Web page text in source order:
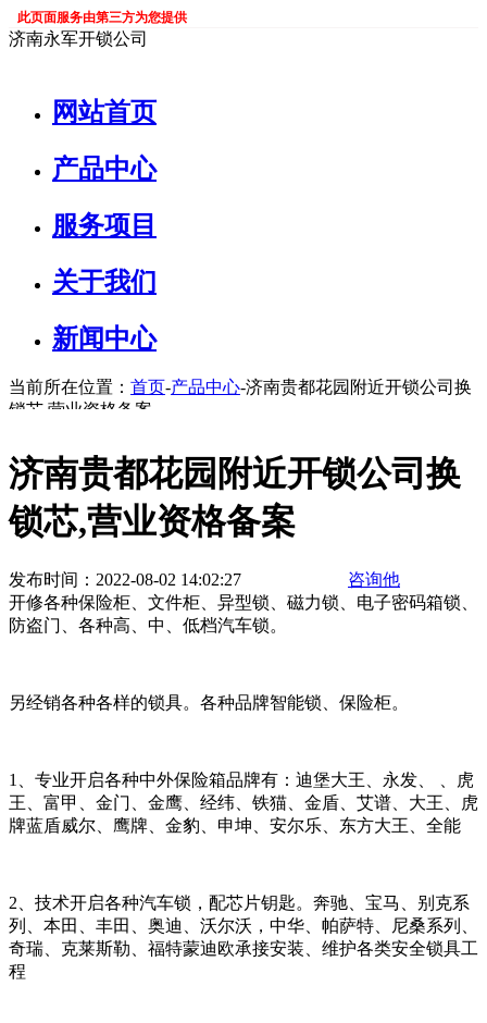
此页面服务由第三方为您提供
济南永军开锁公司
网站首页
产品中心
服务项目
关于我们
新闻中心
当前所在位置： 首页-产品中心-济南贵都花园附近开锁公司换
锁芯,营业资格备案
济南贵都花园附近开锁公司换
锁芯,营业资格备案
发布时间：2022-08-02 14:02:27
咨询他
开修各种保险柜、文件柜、异型锁、磁力锁、电子密码箱锁、
防盗门、各种高、中、低档汽车锁。
另经销各种各样的锁具。各种品牌智能锁、保险柜。
1、专业开启各种中外保险箱品牌有：迪堡大王、永发、 、虎
王、富甲、金门、金鹰、经纬、铁猫、金盾、艾谱、大王、虎
牌蓝盾威尔、鹰牌、金豹、申坤、安尔乐、东方大王、全能
2、技术开启各种汽车锁，配芯片钥匙。奔驰、宝马、别克系
列、本田、丰田、奥迪、沃尔沃，中华、帕萨特、尼桑系列、
奇瑞、克莱斯勒、福特蒙迪欧承接安装、维护各类安全锁具工
程